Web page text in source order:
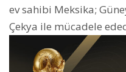
ev sahibi Meksika;
Çekya ile mücadele